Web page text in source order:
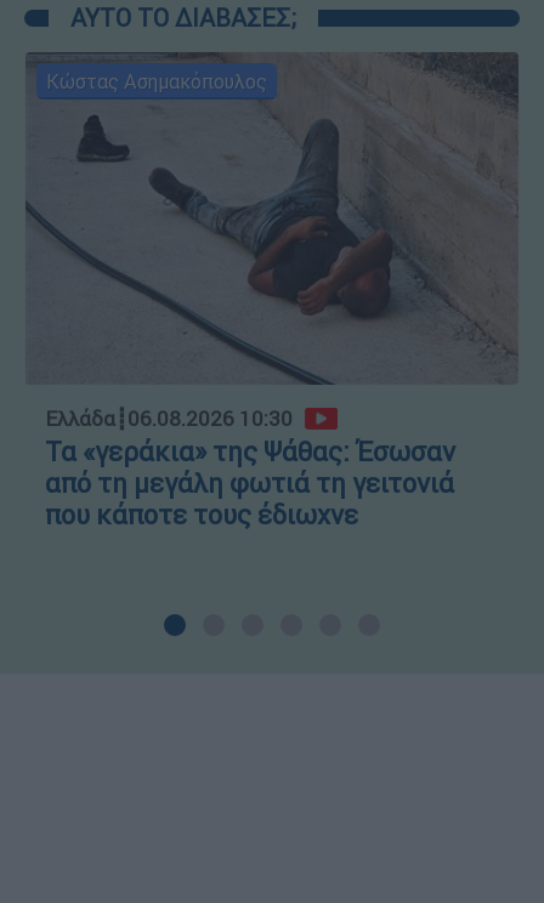
ΑΥΤΟ ΤΟ ΔΙΑΒΑΣΕΣ;
Κώστας Ασημακόπουλος
Ελλάδα┋06.08.2026 10:30
Τα «γεράκια» της Ψάθας: Έσωσαν
από τη μεγάλη φωτιά τη γειτονιά
που κάποτε τους έδιωχνε